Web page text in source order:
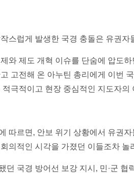
스럽게 발생한 국경 충돌은 유권
와 제도 개혁 이슈를 단숨에 압도
고전해 온 아누틴 총리에게 이번
적극적이고 현장 중심적인 지도자의
따르면, 안보 위기 상황에서 유권
의적인 시각을 가졌던 이들조차 놀
던 국경 방어선 보강 지시, 민·군